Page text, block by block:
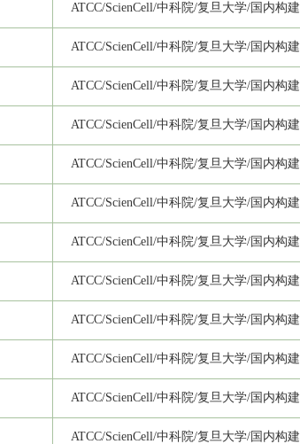
ATCC/ScienCell/中科院/复旦大学/国内构建
ATCC/ScienCell/中科院/复旦大学/国内构建
ATCC/ScienCell/中科院/复旦大学/国内构建
ATCC/ScienCell/中科院/复旦大学/国内构建
ATCC/ScienCell/中科院/复旦大学/国内构建
ATCC/ScienCell/中科院/复旦大学/国内构建
ATCC/ScienCell/中科院/复旦大学/国内构建
ATCC/ScienCell/中科院/复旦大学/国内构建
ATCC/ScienCell/中科院/复旦大学/国内构建
ATCC/ScienCell/中科院/复旦大学/国内构建
ATCC/ScienCell/中科院/复旦大学/国内构建
ATCC/ScienCell/中科院/复旦大学/国内构建